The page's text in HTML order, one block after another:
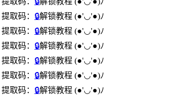
提取码： 🔒解锁教程 (●'◡'●)ﾉ
提取码： 🔒解锁教程 (●'◡'●)ﾉ
提取码： 🔒解锁教程 (●'◡'●)ﾉ
提取码： 🔒解锁教程 (●'◡'●)ﾉ
提取码： 🔒解锁教程 (●'◡'●)ﾉ
提取码： 🔒解锁教程 (●'◡'●)ﾉ